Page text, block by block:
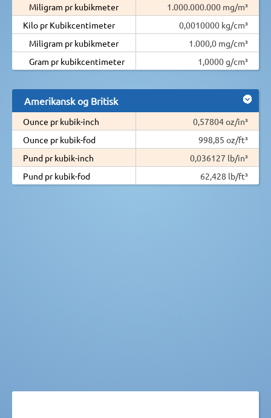
Miligram pr kubikmeter
1.000.000.000 mg/m³
Kilo pr Kubikcentimeter
0,0010000 kg/cm³
Miligram pr kubikmeter
1.000,0 mg/cm³
Gram pr kubikcentimeter
1,0000 g/cm³
Amerikansk og Britisk
Ounce pr kubik-inch
0,57804 oz/in³
Ounce pr kubik-fod
998,85 oz/ft³
Pund pr kubik-inch
0,036127 lb/in³
Pund pr kubik-fod
62,428 lb/ft³